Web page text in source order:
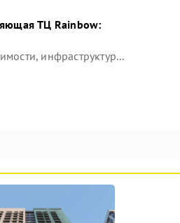
ТЦ Rainbow:
инфраструктур...